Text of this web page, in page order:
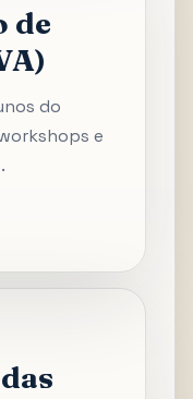
de
do
e